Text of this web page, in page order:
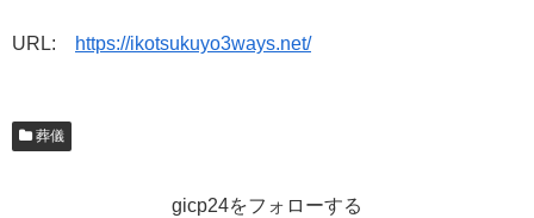
URL: https://ikotsukuyo3ways.net/
葬儀
gicp24をフォローする